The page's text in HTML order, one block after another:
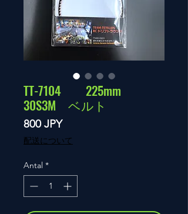
TT-7104 225mm
30S3M ベルト
800 JPYPris
配送について
Antal *